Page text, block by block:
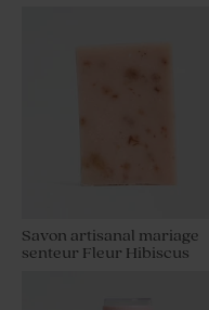
Savon artisanal mariage
senteur Fleur Hibiscus